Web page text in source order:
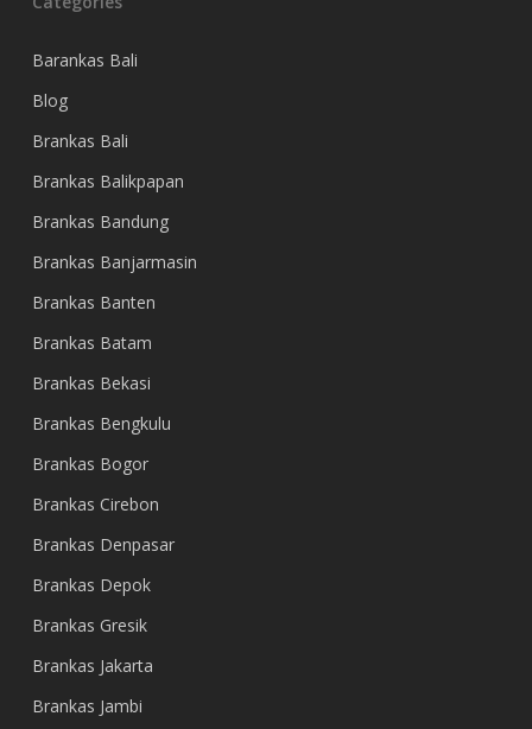
Barankas Bali
Blog
Brankas Bali
Brankas Balikpapan
Brankas Bandung
Brankas Banjarmasin
Brankas Banten
Brankas Batam
Brankas Bekasi
Brankas Bengkulu
Brankas Bogor
Brankas Cirebon
Brankas Denpasar
Brankas Depok
Brankas Gresik
Brankas Jakarta
Brankas Jambi